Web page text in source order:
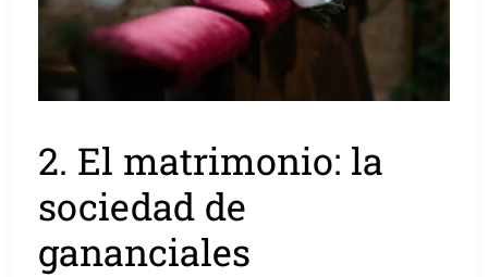
2. El matrimonio: la
sociedad de
gananciales